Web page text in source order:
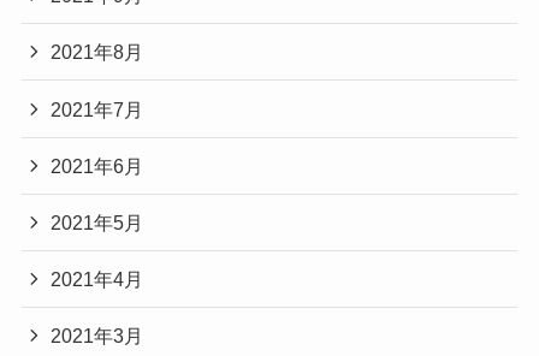
2021年8月
2021年7月
2021年6月
2021年5月
2021年4月
2021年3月